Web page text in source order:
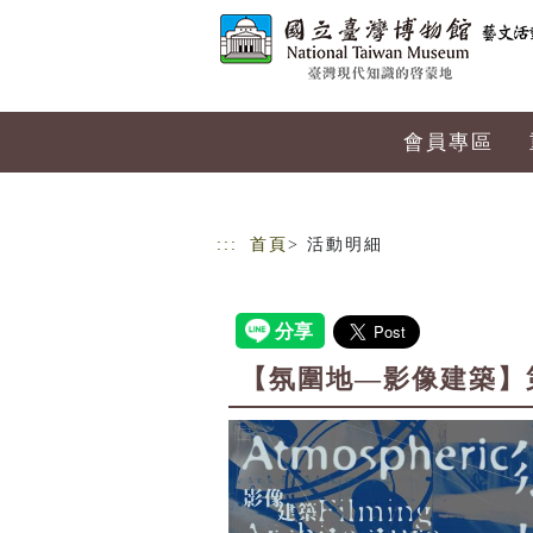
會員專區
::: 首頁 > 活動明細
【氛圍地—影像建築